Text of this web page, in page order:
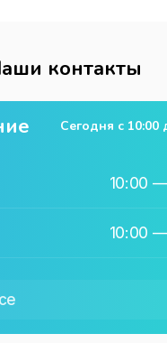
контакты
Сегодня с 10:00
10:00
10:00
10:00